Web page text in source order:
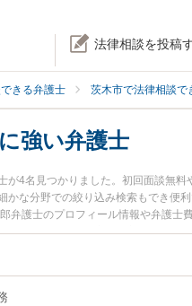
法律相談を投稿
きる弁護士 茨木市で法律相談で
強い弁護士
が4名見つかりました。初回面談無
かな分野での絞り込み検索もでき便
弁護士のプロフィール情報や弁護
のトラブル解決の実績豊富な近くの
めです。